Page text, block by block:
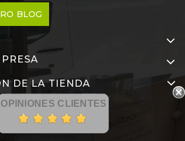
BLOG
DE LA TIENDA
OPINIONES CLIENTES